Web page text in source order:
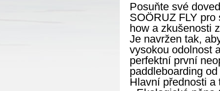
Posuňte své
SOÖRUZ FLY
how a zkušenosti
Je navržen tak,
vysokou odolnost
perfektní první
paddleboarding
Hlavní přednosti a